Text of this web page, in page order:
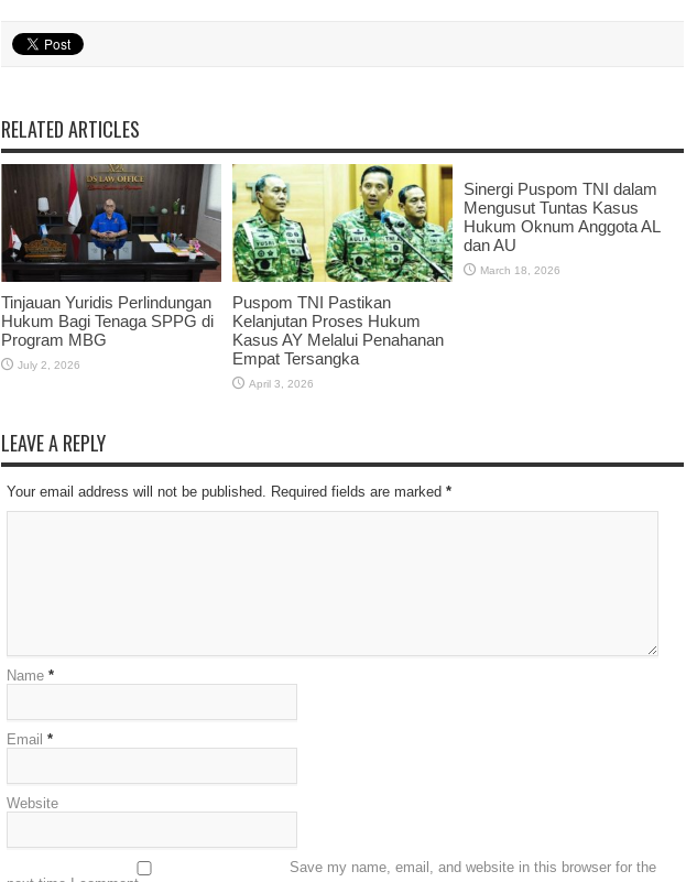
RELATED ARTICLES
Tinjauan Yuridis Perlindungan
Hukum Bagi Tenaga SPPG di
Program MBG
July 2, 2026
Puspom TNI Pastikan
Kelanjutan Proses Hukum
Kasus AY Melalui Penahanan
Empat Tersangka
April 3, 2026
Sinergi Puspom TNI dalam
Mengusut Tuntas Kasus
Hukum Oknum Anggota AL
dan AU
March 18, 2026
LEAVE A REPLY
Your email address will not be published. Required fields are marked *
Name *
Email *
Website
Save my name, email, and website in this browser for the